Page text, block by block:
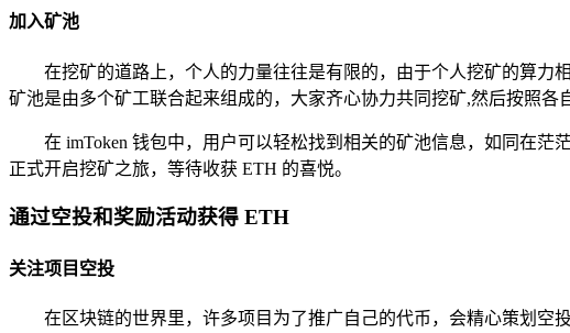
加入矿池
在挖矿的道路上，个人的力量往往是有限的，由于个人挖矿的算力
矿池是由多个矿工联合起来组成的，大家齐心协力共同挖矿,然后按照各
在 imToken 钱包中，用户可以轻松找到相关的矿池信息，如同在
正式开启挖矿之旅，等待收获 ETH 的喜悦。
通过空投和奖励活动获得 ETH
关注项目空投
在区块链的世界里，许多项目为了推广自己的代币，会精心策划空